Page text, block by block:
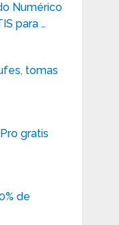
Numérico
para …
tomas
gratis
de